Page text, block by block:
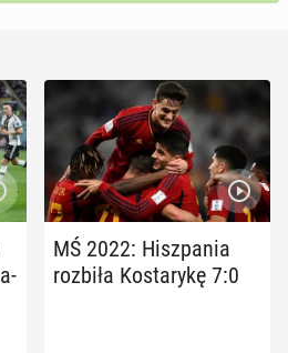
MŚ 2022: Hisz­pa­nia
rozbiła Ko­sta­ry­kę 7:0